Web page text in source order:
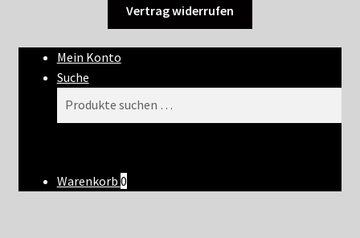
Vertrag widerrufen
Mein Konto
Suche
Warenkorb 0